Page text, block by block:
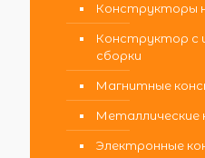
Конструкторы
Конструктор с
сборки
Магнитные
Электронные